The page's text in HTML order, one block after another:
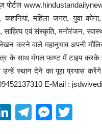
पोर्टल
महिला जगत, युवा
साहित्य एवं संस्कृति, मनोरंजन,
लेखन करने वाले महानुभाव अपनी
के साथ मंगल फाण्ट में टाइप करके
स्थान देने का पूरा प्रयास करेंगे :
09452137310 E-Mail :
Li
T
M